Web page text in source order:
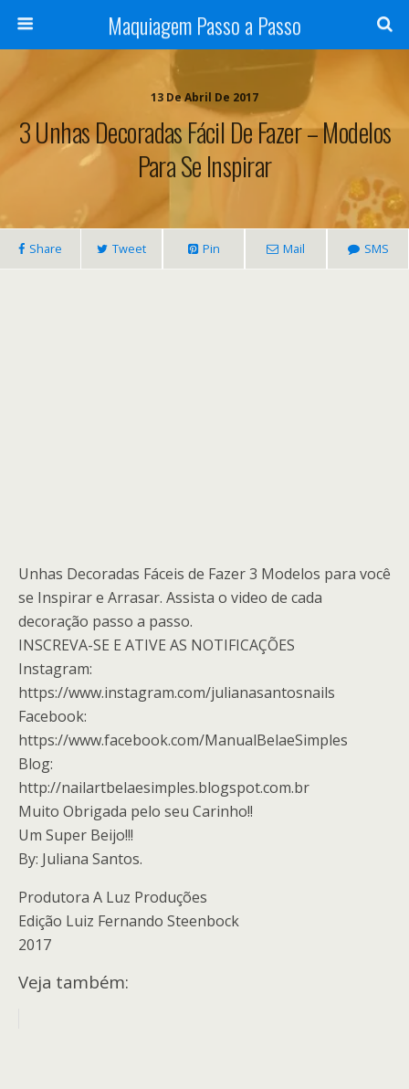
Maquiagem Passo a Passo
13 De Abril De 2017
3 Unhas Decoradas Fácil De Fazer – Modelos
Para Se Inspirar
Share Tweet Pin Mail SMS
Unhas Decoradas Fáceis de Fazer 3 Modelos para você
se Inspirar e Arrasar. Assista o video de cada
decoração passo a passo.
INSCREVA-SE E ATIVE AS NOTIFICAÇÕES
Instagram:
https://www.instagram.com/julianasantosnails
Facebook:
https://www.facebook.com/ManualBelaeSimples
Blog:
http://nailartbelaesimples.blogspot.com.br
Muito Obrigada pelo seu Carinho!!
Um Super Beijo!!!
By: Juliana Santos.
Produtora A Luz Produções
Edição Luiz Fernando Steenbock
2017
Veja também: